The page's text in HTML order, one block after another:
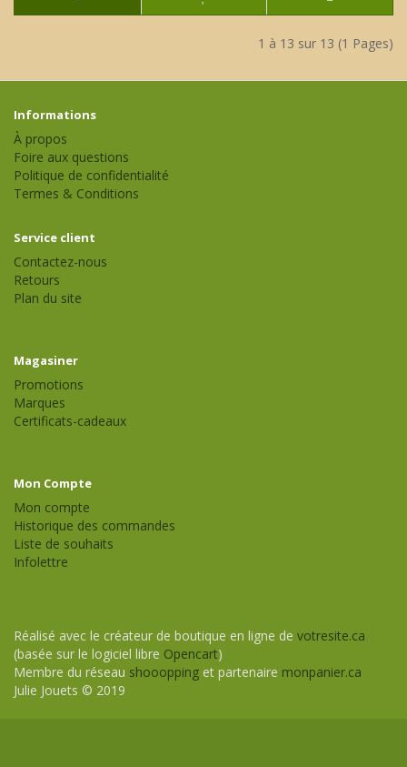
1 à 13 sur 13 (1 Pages)
Informations
À propos
Foire aux questions
Politique de confidentialité
Termes & Conditions
Service client
Contactez-nous
Retours
Plan du site
Magasiner
Promotions
Marques
Certificats-cadeaux
Mon Compte
Mon compte
Historique des commandes
Liste de souhaits
Infolettre
Réalisé avec le créateur de boutique en ligne de votresite.ca
(basée sur le logiciel libre Opencart)
Membre du réseau shooopping et partenaire monpanier.ca
Julie Jouets © 2019